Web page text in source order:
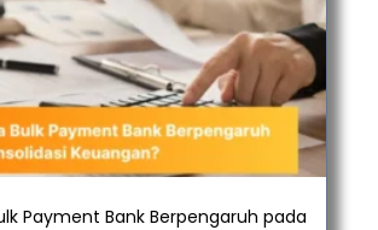
Payment Bank Berpengaruh pada